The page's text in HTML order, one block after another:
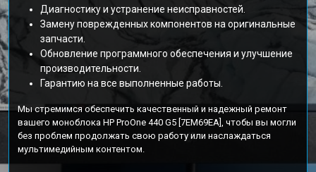
Диагностику и устранение неисправностей.
Замену поврежденных компонентов на оригинальные
запчасти.
Обновление программного обеспечения и улучшение
производительности.
Гарантию на все выполненные работы.
Мы стремимся обеспечить качественный и надежный ремонт
вашего моноблока HP ProOne 440 G5 [7EM69EA], чтобы вы могли
без проблем продолжать свою работу или наслаждаться
мультимедийным контентом.